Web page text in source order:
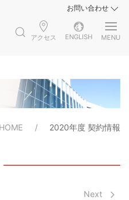
お問い合わせ
アクセス ENGLISH MENU
HOME 2020年度 契約情報
Next